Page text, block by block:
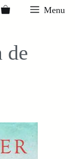
Menu
de